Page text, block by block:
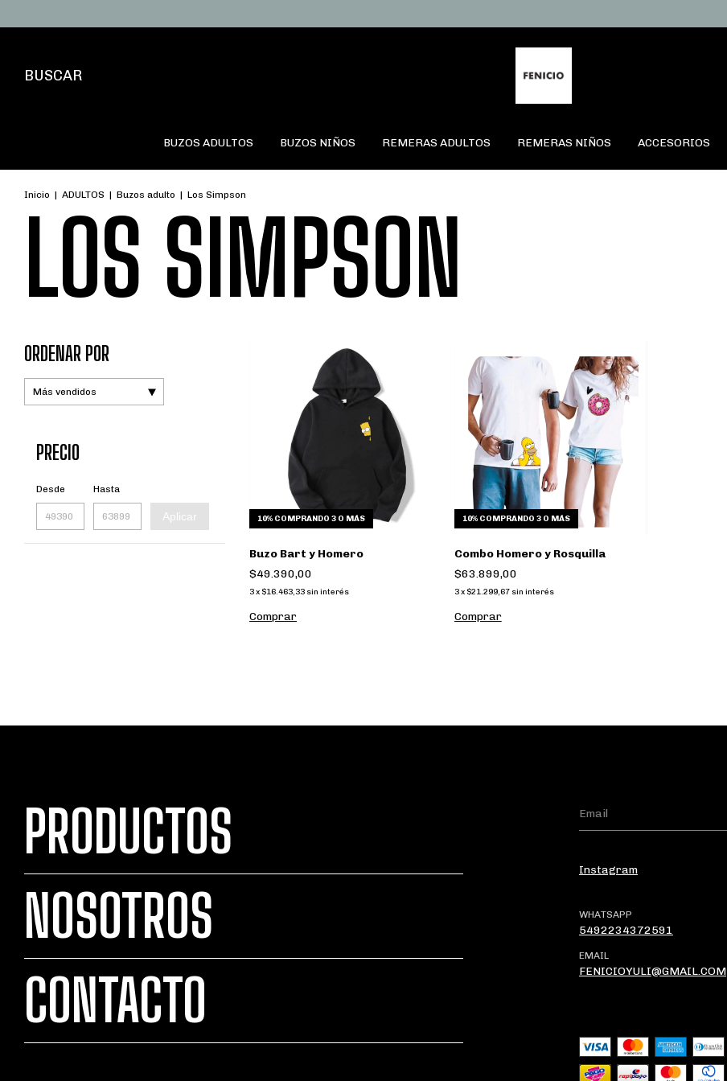
BUSCAR
BUZOS ADULTOS BUZOS NIÑOS REMERAS ADULTOS REMERAS NIÑOS ACCESORIOS
Inicio | ADULTOS | Buzos adulto | Los Simpson
LOS SIMPSON
ORDENAR POR
PRECIO
Desde Hasta
Aplicar 10% COMPRANDO 3 O MÁS
Buzo Bart y Homero
$49.390,00
3x $16.463,33 sin interés
Comprar
10% COMPRANDO 3 O MÁS
Combo Homero y Rosquilla
$63.899,00
3x $21.299,67 sin interés
Comprar
PRODUCTOS
NOSOTROS
CONTACTO
Instagram
WHATSAPP
5492234372591
EMAIL
FENICIOYULI@GMAIL.COM